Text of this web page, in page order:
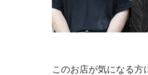
このお店が気になる方